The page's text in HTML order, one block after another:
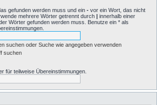
gefunden werden muss und ein - vor ein Wort, das nicht
mehrere Wörter getrennt durch | innerhalb einer
Wörter gefunden werden muss. Benutze ein * als
suchen oder Suche wie angegeben verwenden
suchen
für teilweise Übereinstimmungen.